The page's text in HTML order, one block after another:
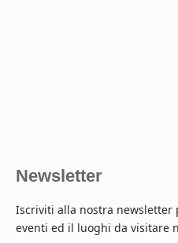
Newsletter
Iscriviti alla nostra
eventi ed il luoghi da visitare